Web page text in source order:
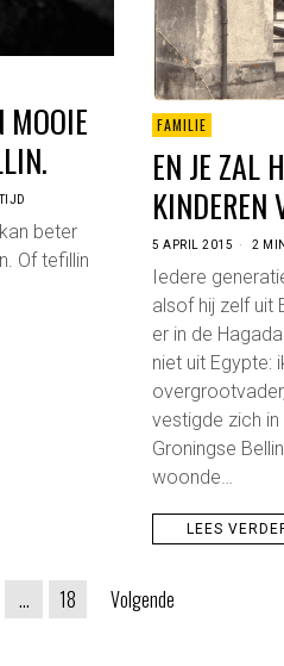
MOOIE
beter
Of tefillin
FAMILIE
EN JE ZAL
KINDEREN
5 APRIL 2015 2
Iedere
alsof hij zelf uit
er in de
niet uit Egypte:
vestigde zich
Groningse
woonde…
LEES
… 18 Volgende